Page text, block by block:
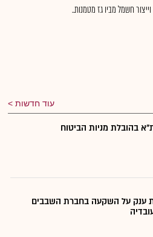
חשמל מביו גז מטמנות..
עוד חדשות
בהובלת מניות הביטוח
ענק על השקעה בחברת השבבים